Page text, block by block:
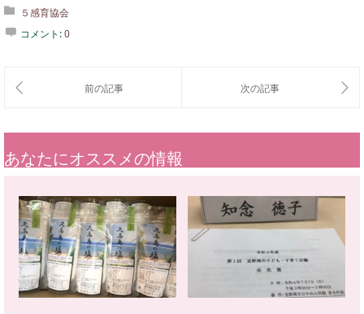
５感育協会
コメント:0
あなたにオススメの情報